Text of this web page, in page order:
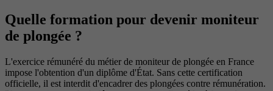
Quelle formation pour devenir moniteur
de plongée ?
L'exercice rémunéré du métier de moniteur de plongée en France
impose l'obtention d'un diplôme d'État. Sans cette certification
officielle, il est interdit d'encadrer des plongées contre rémunération.